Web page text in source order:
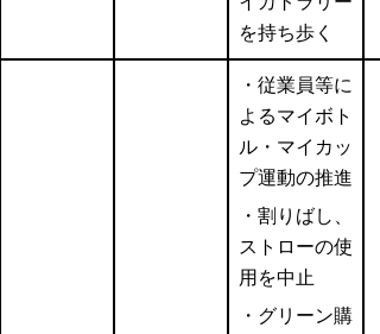
を持ち歩く
・従業員等に
よるマイボト
ル・マイカッ
プ運動の推進
・割りばし、
ストローの使
用を中止
・グリーン購